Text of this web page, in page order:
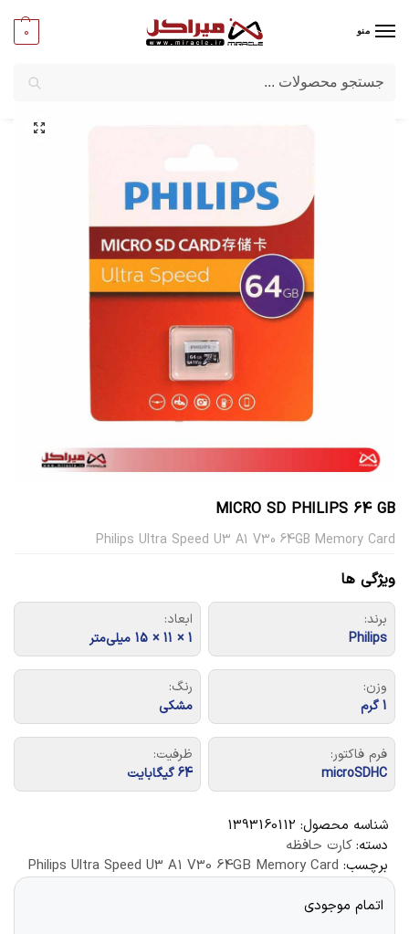
منو 0
میراکل/تبلت و موبایل/لوازم جانبی موبایل وتبلت
MICRO SD PHILIPS 64 GB
Philips Ultra Speed U3 A1 V30 64GB Memory Card
ویژگی ها
برند:
Philips
ابعاد:
1 × 11 × 15 میلی‌متر
وزن:
1 گرم
رنگ:
مشکی
فرم فاکتور:
microSDHC
ظرفیت:
64 گیگابایت
شناسه محصول: 1393160112
دسته:کارت حافظه
برچسب: Philips Ultra Speed U3 A1 V30 64GB Memory Card
اتمام موجودی